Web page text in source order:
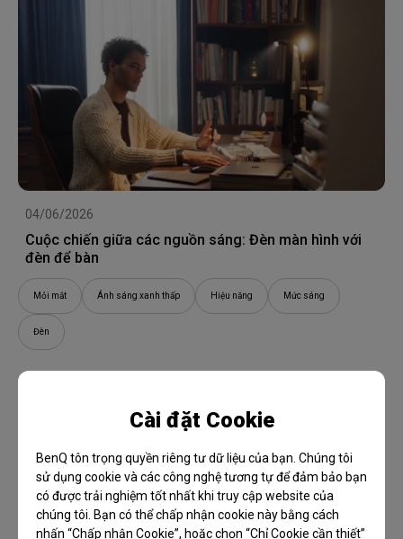
Cài đặt Cookie
BenQ tôn trọng quyền riêng tư dữ liệu của bạn. Chúng tôi
sử dụng cookie và các công nghệ tương tự để đảm bảo bạn
có được trải nghiệm tốt nhất khi truy cập website của
chúng tôi. Bạn có thể chấp nhận cookie này bằng cách
nhấn “Chấp nhận Cookie”, hoặc chọn “Chỉ Cookie cần thiết”
04/06/2026
Cuộc chiến giữa các nguồn sáng: Đèn màn hình với
đèn để bàn
Mỏi mắt Ánh sáng xanh thấp Hiệu năng Mức sáng
Đèn